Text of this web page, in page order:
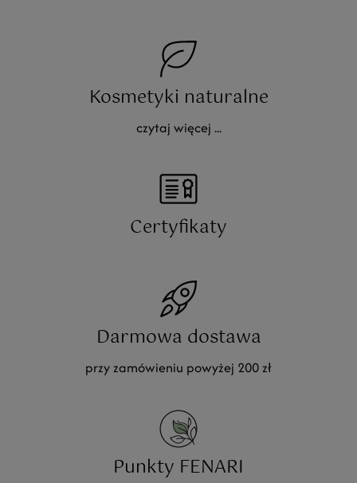
Kosmetyki naturalne
czytaj więcej ...
Certyfikaty
Darmowa dostawa
przy zamówieniu powyżej 200 zł
Punkty FENARI